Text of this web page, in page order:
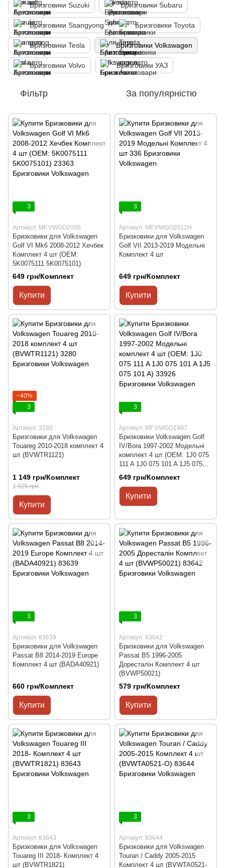
Бризговики Suzuki Бризговики Subaru
Бризговики Ssangyong Бризговики Toyota
Бризговики Tesla Бризговики Volkswagen
Бризговики Volvo Бризговики УАЗ
Фільтр За популярністю
3
Артикул: MF.VWGO2008
Бризковики для Volkswagen
Golf VI Mk6 2008-2012 Хечбек
Комплект 4 шт (OEM:
5K0075111 5K0075101)
649 грн/Комплект
Купити
3
Артикул: MF.VWGO2012H
Бризковики для Volkswagen
Golf VII 2013-2019 Модельні
Комплект 4 шт
649 грн/Комплект
Купити
−40%
3
Артикул: 3280
Бризговики для Volkswagen
Touareg 2010-2018 комплект 4
шт (BVWTR1121)
1 149 грн/Комплект
1 925 грн
Купити
3
Артикул: MF.VWGO1997
Бризковики Volkswagen Golf
IV/Bora 1997-2002 Модельні
комплект 4 шт (OEM: 1J0 075
111 A 1J0 075 101 A 1J5 075
101 A)
649 грн/Комплект
Купити
3
Артикул: 83639
Бризковики для Volkswagen
Passat B8 2014-2019 Europe
Комплект 4 шт (BADA40921)
660 грн/Комплект
Купити
3
Артикул: 83642
Бризковики для Volkswagen
Passat B5 1996-2005
Доресталін Комплект 4 шт
(BVWP50021)
579 грн/Комплект
Купити
3
Артикул: 83643
Бризковики для Volkswagen
Touareg III 2018- Комплект 4
шт (BVWTR1821)
3
Артикул: 83644
Бризковики для Volkswagen
Touran / Caddy 2005-2015
Комплект 4 шт (BVWTA0521-